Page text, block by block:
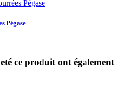
Pégase
ce produit ont également